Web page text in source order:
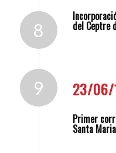
del Ceptre
8
23/
9
Primer
Santa Maria